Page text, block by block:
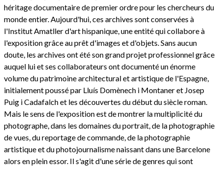
héritage documentaire de premier ordre pour les chercheurs du
monde entier. Aujourd'hui, ces archives sont conservées à
l'Institut Amatller d'art hispanique, une entité qui collabore à
l'exposition grâce au prêt d'images et d'objets. Sans aucun
doute, les archives ont été son grand projet professionnel grâce
auquel lui et ses collaborateurs ont documenté un énorme
volume du patrimoine architectural et artistique de l'Espagne,
initialement poussé par Lluís Domènech i Montaner et Josep
Puig i Cadafalch et les découvertes du début du siècle roman.
Mais le sens de l'exposition est de montrer la multiplicité du
photographe, dans les domaines du portrait, de la photographie
de vues, du reportage de commande, de la photographie
artistique et du photojournalisme naissant dans une Barcelone
alors en plein essor. Il s'agit d'une série de genres qui sont